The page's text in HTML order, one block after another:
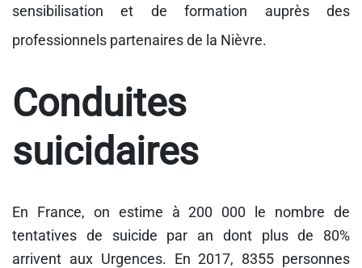
sensibilisation et de formation auprès des
professionnels partenaires de la Nièvre.
Conduites
suicidaires
En France, on estime à 200 000 le nombre de
tentatives de suicide par an dont plus de 80%
arrivent aux Urgences. En 2017, 8355 personnes